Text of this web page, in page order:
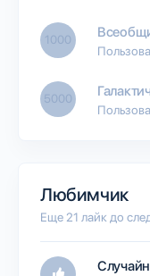
1000
5000
Любимчик
Еще 21 лайк до